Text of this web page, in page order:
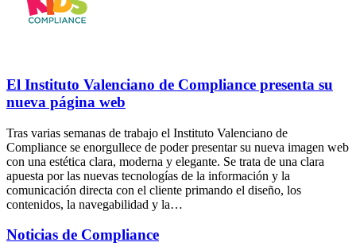
El Instituto Valenciano de Compliance presenta su
nueva página web
Tras varias semanas de trabajo el Instituto Valenciano de
Compliance se enorgullece de poder presentar su nueva imagen web
con una estética clara, moderna y elegante. Se trata de una clara
apuesta por las nuevas tecnologías de la información y la
comunicación directa con el cliente primando el diseño, los
contenidos, la navegabilidad y la…
Noticias de Compliance